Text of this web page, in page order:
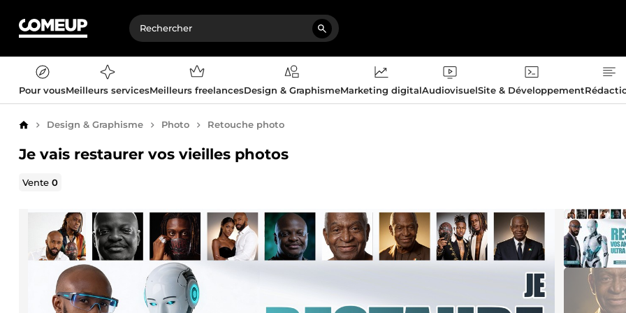
Pour vousMeilleurs servicesMeilleurs freelancesDesign & GraphismeMarketing digitalAudiovisuelSite & Développement
AccueilDesign & Graphisme Photo Retouche photo
Je vais restaurer vos vieilles photos
Vente0